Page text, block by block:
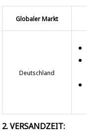
Globaler Markt
Deutschland
2. VERSANDZEIT: